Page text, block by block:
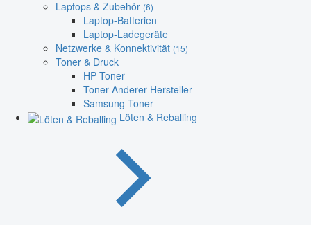
Laptops & Zubehör (6)
Laptop-Batterien
Laptop-Ladegeräte
Netzwerke & Konnektivität (15)
Toner & Druck
HP Toner
Toner Anderer Hersteller
Samsung Toner
Löten & Reballing